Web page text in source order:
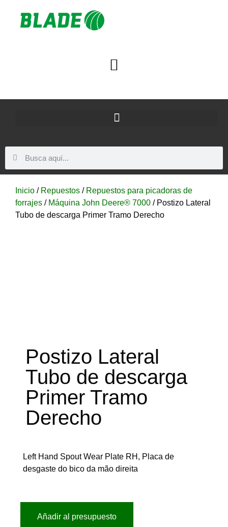
Inicio / Repuestos / Repuestos para picadoras de
forrajes / Máquina John Deere® 7000 / Postizo Lateral
Tubo de descarga Primer Tramo Derecho
Postizo Lateral
Tubo de descarga
Primer Tramo
Derecho
Left Hand Spout Wear Plate RH, Placa de
desgaste do bico da mão direita
Añadir al presupuesto